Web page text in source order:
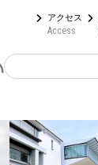
アクセス
Access